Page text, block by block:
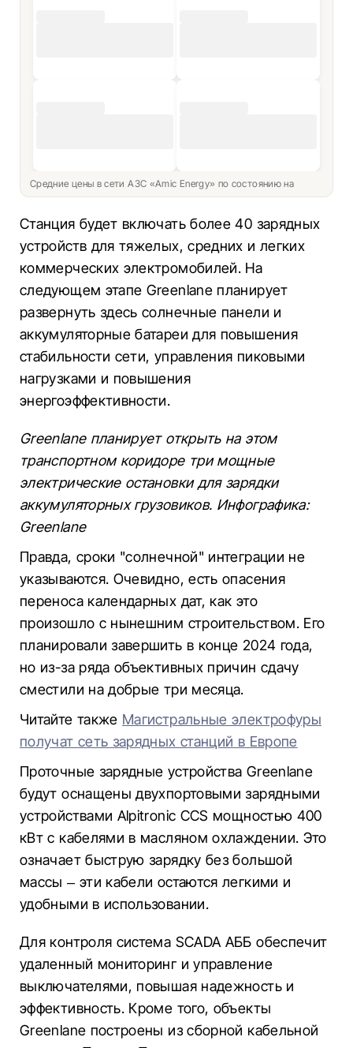
Средние цены в сети АЗС «Amic Energy» по состоянию на
Станция будет включать более 40 зарядных
устройств для тяжелых, средних и легких
коммерческих электромобилей. На
следующем этапе Greenlane планирует
развернуть здесь солнечные панели и
аккумуляторные батареи для повышения
стабильности сети, управления пиковыми
нагрузками и повышения
энергоэффективности.
Greenlane планирует открыть на этом
транспортном коридоре три мощные
электрические остановки для зарядки
аккумуляторных грузовиков. Инфографика:
Greenlane
Правда, сроки "солнечной" интеграции не
указываются. Очевидно, есть опасения
переноса календарных дат, как это
произошло с нынешним строительством. Его
планировали завершить в конце 2024 года,
но из-за ряда объективных причин сдачу
сместили на добрые три месяца.
Читайте также Магистральные электрофуры
получат сеть зарядных станций в Европе
Проточные зарядные устройства Greenlane
будут оснащены двухпортовыми зарядными
устройствами Alpitronic CCS мощностью 400
кВт с кабелями в масляном охлаждении. Это
означает быструю зарядку без большой
массы – эти кабели остаются легкими и
удобными в использовании.
Для контроля система SCADA АББ обеспечит
удаленный мониторинг и управление
выключателями, повышая надежность и
эффективность. Кроме того, объекты
Greenlane построены из сборной кабельной